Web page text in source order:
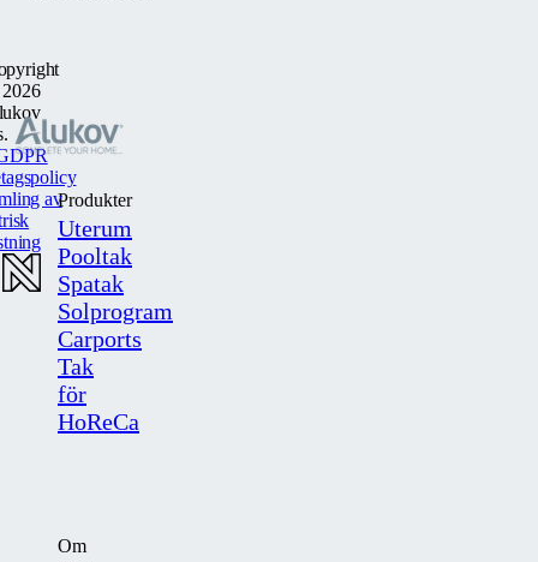
Produkter
Uterum
Pooltak
Spatak
Solprogram
Carports
Tak
för
HoReCa
Om
av